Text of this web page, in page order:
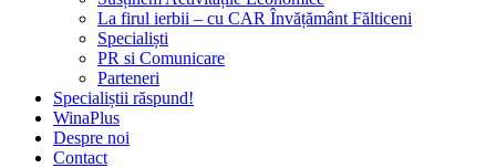
La firul ierbii – cu CAR Învățământ Fălticeni
Specialiști
PR si Comunicare
Parteneri
Specialiștii răspund!
WinaPlus
Despre noi
Contact